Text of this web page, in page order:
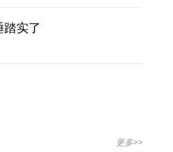
实了
更多>>